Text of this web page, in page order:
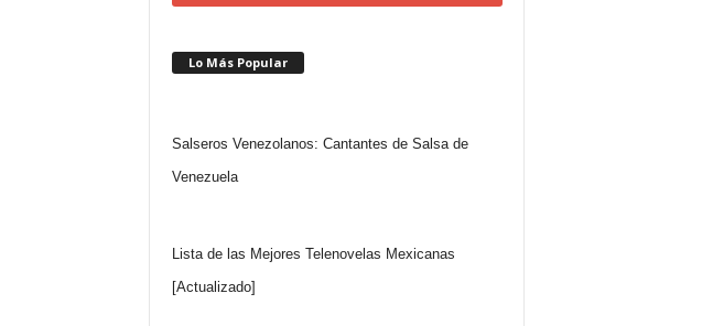
Lo Más Popular
Salseros Venezolanos: Cantantes de Salsa de
Venezuela
Lista de las Mejores Telenovelas Mexicanas
[Actualizado]